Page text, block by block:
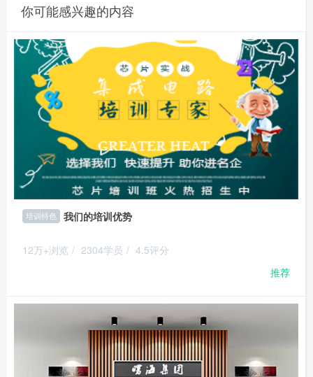
你可能感兴趣的内容
培训特色 我们的培训优势
12万+浏览 / 2304学员 / 4.5评分
推荐